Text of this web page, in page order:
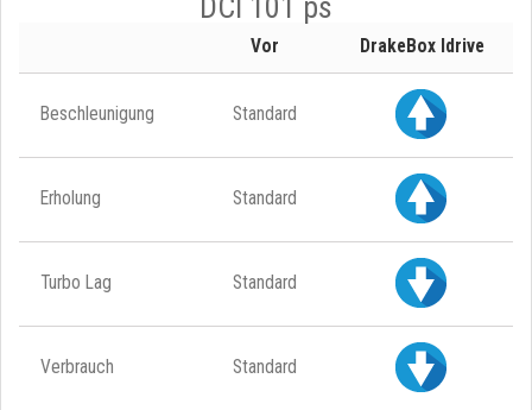
Vor DrakeBox Idrive
Beschleunigung Standard
Erholung Standard
Turbo Lag Standard
Verbrauch Standard